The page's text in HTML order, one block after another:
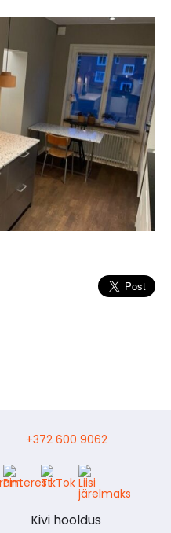
+372 600 9062
Kivi hooldus